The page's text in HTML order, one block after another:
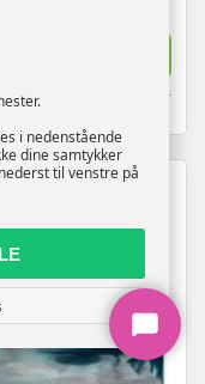
lager
i nedenstående
dine samtykker
til venstre på